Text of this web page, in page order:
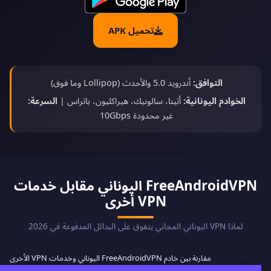
تحميل APK
التوافق: أندرويد 5.0 والأحدث (Lollipop وما فوق)
الخوادم اليونانية: أثينا، سالونيك، هيراكليون، باتراس |السرعة:
غير محدودة 10Gbps
FreeAndroidVPN اليوناني مقابل خدمات
VPN أخرى
لماذا VPN اليوناني المجاني يتفوق على البدائل المدفوعة في 2026
مقارنة بين خادم FreeAndroidVPN اليوناني وخدمات VPN الأخرى